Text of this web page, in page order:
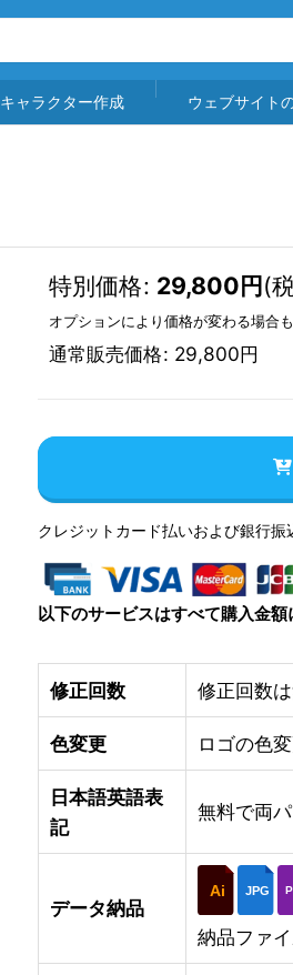
キャラクター作成 ウェブサイト
特別価格: 29,800円(
オプションにより価格が変わる場合も
通常販売価格: 29,800円
クレジットカード払いおよび銀行振
以下のサービスはすべて購入金
修正回数 修正回数
色変更 ロゴの色
日本語英語表
記
無料で両
データ納品
Ai JPG
納品ファ